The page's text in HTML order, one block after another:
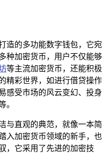
造的多功能数字钱包，它宛
种加密货币，用户不仅能够
等主流加密货币，还能积极
精彩世界，如进行借贷操作
感受市场的风云变幻、投身
。
与直观的典范，就像一本简
入加密货币领域的新手，也
，它采用了先进的加密技